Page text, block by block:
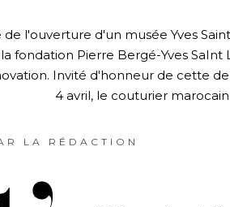
l'ouverture d'un musée Yves
fondation Pierre Bergé-Yves
Invité d'honneur de cette
4 avril, le couturier
LA RÉDACTION